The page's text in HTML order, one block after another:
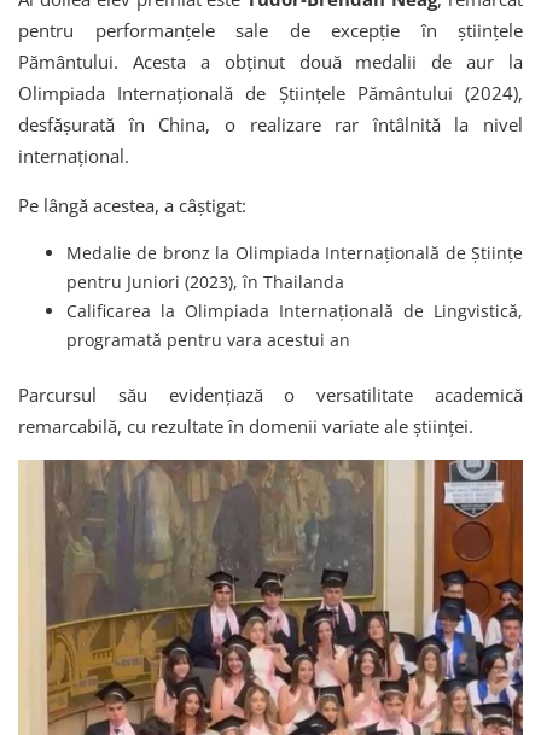
pentru performanțele sale de excepție în științele
Pământului. Acesta a obținut două medalii de aur la
Olimpiada Internațională de Științele Pământului (2024),
desfășurată în China, o realizare rar întâlnită la nivel
internațional.
Pe lângă acestea, a câștigat:
Medalie de bronz la Olimpiada Internațională de Științe
pentru Juniori (2023), în Thailanda
Calificarea la Olimpiada Internațională de Lingvistică,
programată pentru vara acestui an
Parcursul său evidențiază o versatilitate academică
remarcabilă, cu rezultate în domenii variate ale științei.